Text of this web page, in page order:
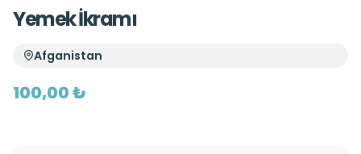
Yemek İkramı
Afganistan
100,00 ₺